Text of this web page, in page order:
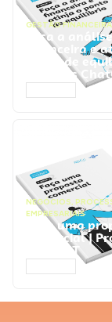
GESTÃO FINANCEIRA
Faça a análise
financeira e
ponto de
Prompts
NEGÓCIOS,
EMPRESARIAIS
Faça uma
comercial |
ChatGPT